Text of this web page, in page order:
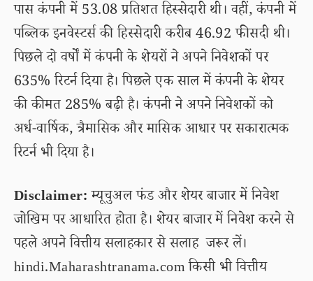
पास कंपनी में 53.08 प्रतिशत हिस्सेदारी थी। वहीं, कंपनी में
पब्लिक इनवेस्टर्स की हिस्सेदारी करीब 46.92 फीसदी थी।
पिछले दो वर्षों में कंपनी के शेयरों ने अपने निवेशकों पर
635% रिटर्न दिया है। पिछले एक साल में कंपनी के शेयर
की कीमत 285% बढ़ी है। कंपनी ने अपने निवेशकों को
अर्ध-वार्षिक, त्रैमासिक और मासिक आधार पर सकारात्मक
रिटर्न भी दिया है।
Disclaimer:म्यूचुअल फंड और शेयर बाजार में निवेश
जोखिम पर आधारित होता है। शेयर बाजार में निवेश करने से
पहले अपने वित्तीय सलाहकार से सलाह जरूर लें।
hindi.Maharashtranama.com किसी भी वित्तीय